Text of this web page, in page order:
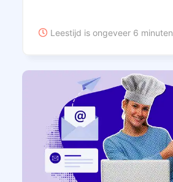
Leestijd is ongeveer 6 minuten